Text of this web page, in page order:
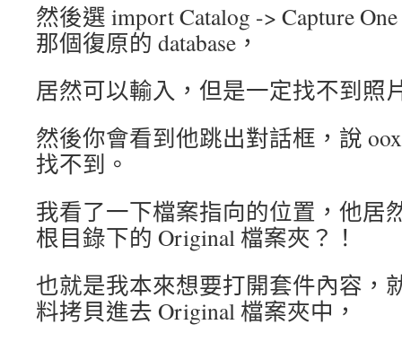
然後選 import Catalog -> Capture
那個復原的 database，
居然可以輸入，但是一定找不到照
然後你會看到他跳出對話框，說
找不到。
我看了一下檔案指向的位置，他居
根目錄下的 Original 檔案夾？！
也就是我本來想要打開套件內容，
料拷貝進去 Original 檔案夾中，